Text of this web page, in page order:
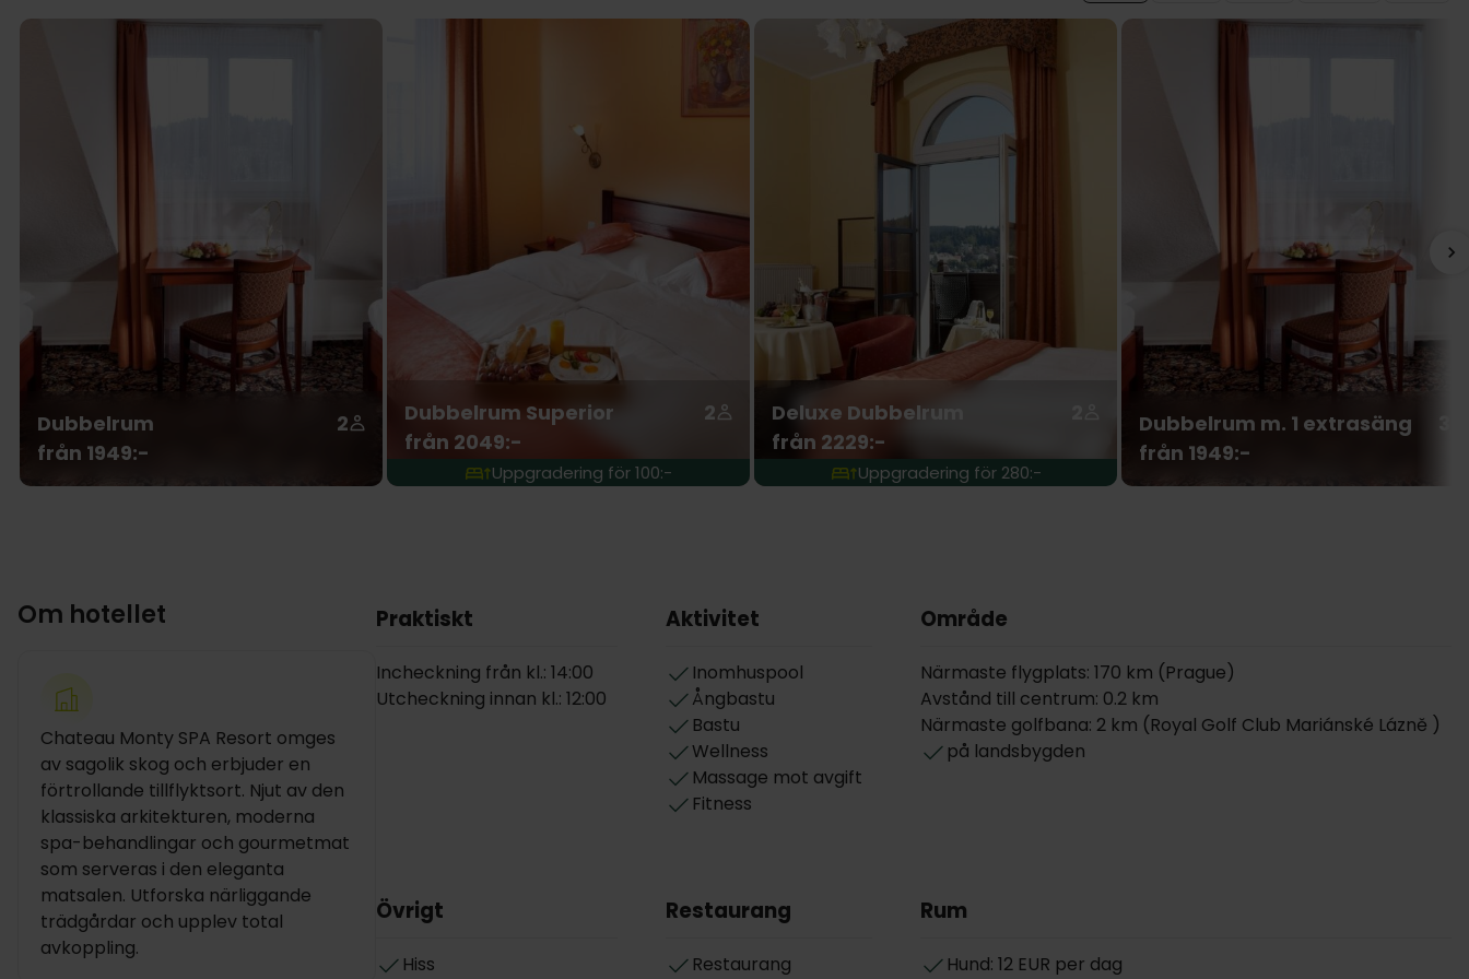
Dubbelrum
2
från 1949:-
Dubbelrum Superior
2
från 2049:-
Uppgradering för 100:-
Deluxe Dubbelrum
från 2229:-
Uppgradering för 280:-
Dubbelrum m. 1 extrasäng
från 1949:-
Om hotellet
Chateau Monty SPA Resort omges
av sagolik skog och erbjuder en
förtrollande tillflyktsort. Njut av den
klassiska arkitekturen, moderna
spa-behandlingar och gourmetmat
som serveras i den eleganta
matsalen. Utforska närliggande
trädgårdar och upplev total
avkoppling.
Praktiskt
Incheckning från kl.: 14:00
Utcheckning innan kl.: 12:00
Aktivitet
Inomhuspool
Ångbastu
Bastu
Wellness
Massage mot avgift
Fitness
Område
Närmaste flygplats: 170 km (Prague)
Avstånd till centrum: 0.2 km
Närmaste golfbana: 2 km (Royal Golf Club Mariánské Lázně )
på landsbygden
Övrigt
Hiss
Restaurang
Restaurang
Rum
Hund: 12 EUR per dag